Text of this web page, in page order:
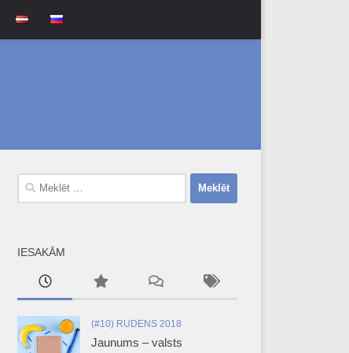
Meklēt:
IESAKĀM
(#10) RUDENS 2018
Jaunums – valsts